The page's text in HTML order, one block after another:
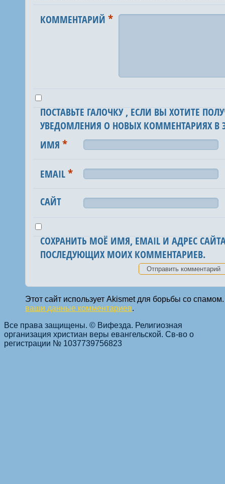
КОММЕНТАРИЙ*
ПОСТАВЬТЕ ГАЛОЧКУ , ЕСЛИ ВЫ ХОТИТЕ
УВЕДОМЛЕНИЯ О НОВЫХ КОММЕНТАРИЯХ В
ИМЯ*
EMAIL*
САЙТ
СОХРАНИТЬ МОЁ ИМЯ, EMAIL И АДРЕС
ПОСЛЕДУЮЩИХ МОИХ КОММЕНТАРИЕВ.
Этот сайт использует Akismet для борьбы со
ваши данные комментариев.
Все права защищены. © Вифезда. Религиозная
организация христиан веры евангельской. Св-во о
регистрации № 1037739756823